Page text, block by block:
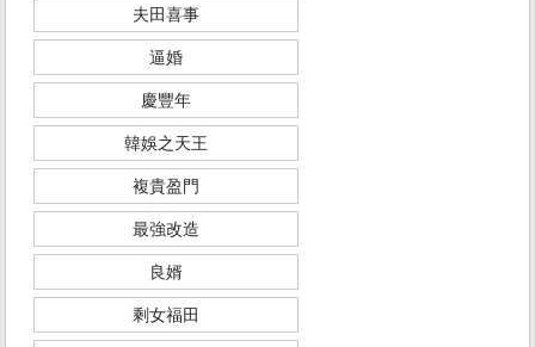
夫田喜事
逼婚
慶豐年
韓娛之天王
複貴盈門
最強改造
良婿
剩女福田